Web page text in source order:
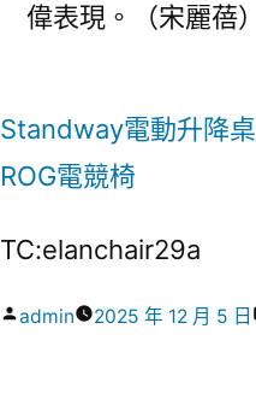
偉表現。（宋麗蓓）
Standway電動升降桌
ROG電競椅
TC:elanchair29a
作
admin 2025 年 12 月 5 日